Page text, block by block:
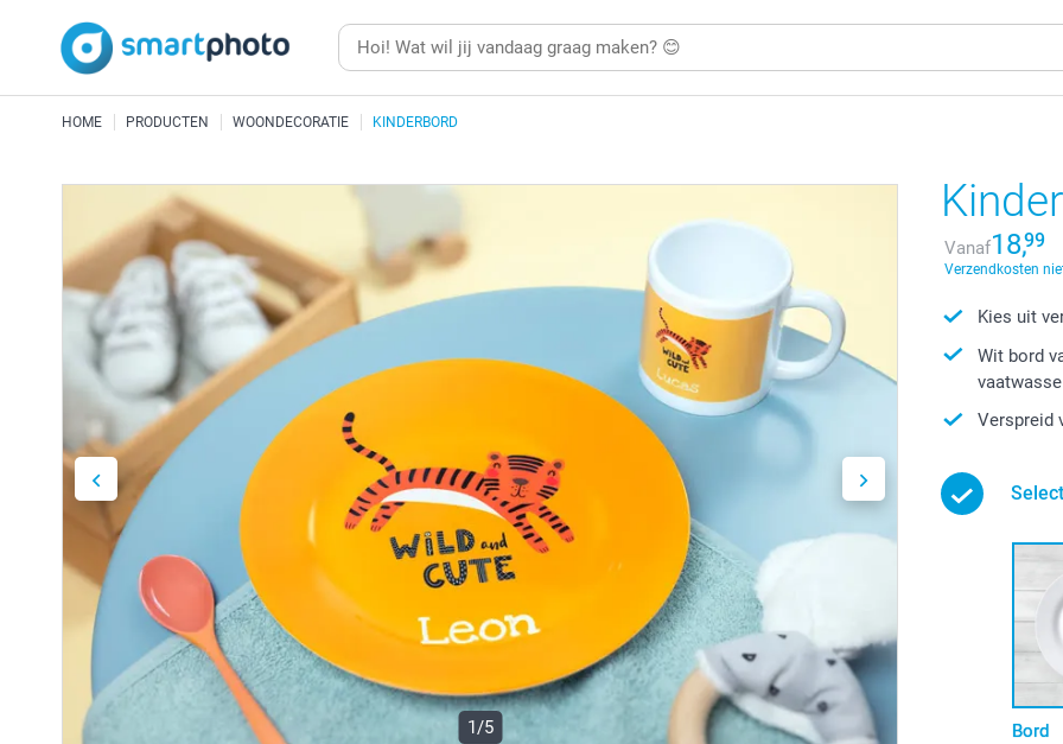
HOME PRODUCTEN WOONDECORATIE KINDERBORD
1/5
Vanaf18,99
Verzendkosten
Kies uit
Wit bord
Verspreid
Bord